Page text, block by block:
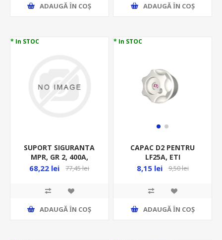
ADAUGĂ ȊN COŞ ADAUGĂ ȊN COŞ
* In STOC
SUPORT SIGURANTA
MPR, GR 2, 400A,
MF0006-19341
68,22 lei 77,45 lei
ADAUGĂ ȊN COŞ
* In STOC
CAPAC D2 PENTRU
LF25A, ETI
8,15 lei 9,50 lei
ADAUGĂ ȊN COŞ